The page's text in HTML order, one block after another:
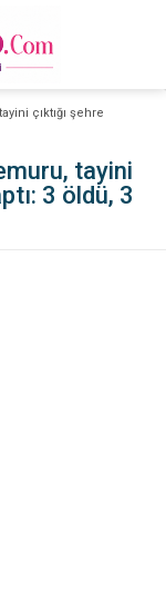
çıktığı şehre
tayini
3 öldü, 3